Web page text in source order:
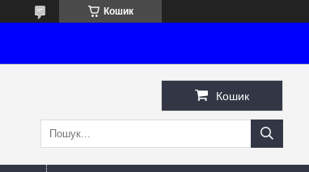
Кошик
Кошик